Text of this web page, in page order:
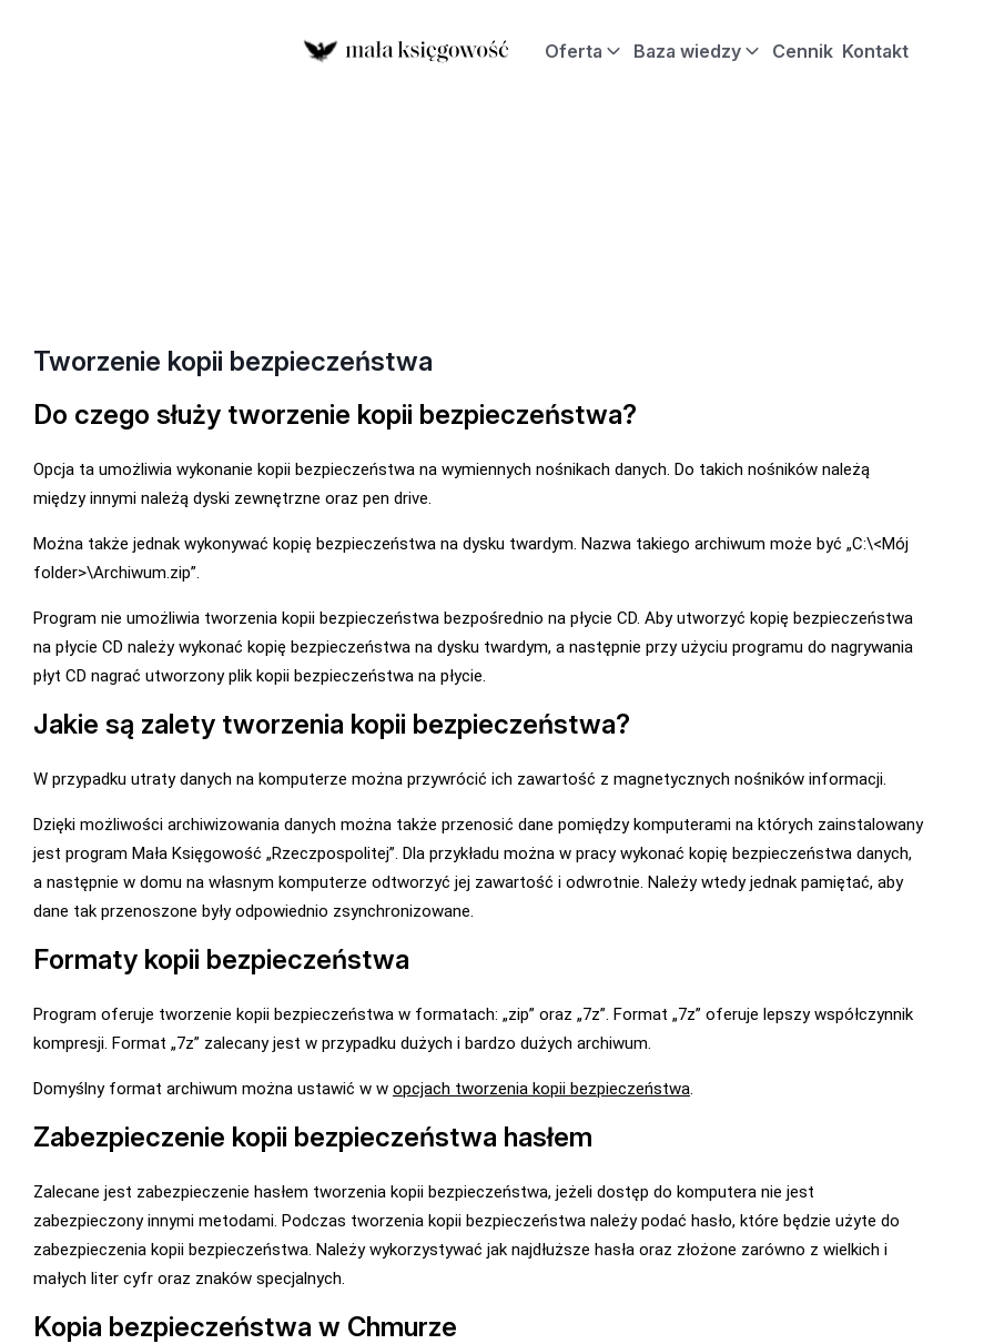
Oferta Baza wiedzy Cennik Kontakt
Tworzenie kopii bezpieczeństwa
Do czego służy tworzenie kopii bezpieczeństwa?
Opcja ta umożliwia wykonanie kopii bezpieczeństwa na wymiennych nośnikach danych. Do takich nośników należą
między innymi należą dyski zewnętrzne oraz pen drive.
Można także jednak wykonywać kopię bezpieczeństwa na dysku twardym. Nazwa takiego archiwum może być „C:\<Mój
folder>\Archiwum.zip”.
Program nie umożliwia tworzenia kopii bezpieczeństwa bezpośrednio na płycie CD. Aby utworzyć kopię bezpieczeństwa
na płycie CD należy wykonać kopię bezpieczeństwa na dysku twardym, a następnie przy użyciu programu do nagrywania
płyt CD nagrać utworzony plik kopii bezpieczeństwa na płycie.
Jakie są zalety tworzenia kopii bezpieczeństwa?
W przypadku utraty danych na komputerze można przywrócić ich zawartość z magnetycznych nośników informacji.
Dzięki możliwości archiwizowania danych można także przenosić dane pomiędzy komputerami na których zainstalowany
jest program Mała Księgowość „Rzeczpospolitej”. Dla przykładu można w pracy wykonać kopię bezpieczeństwa danych,
a następnie w domu na własnym komputerze odtworzyć jej zawartość i odwrotnie. Należy wtedy jednak pamiętać, aby
dane tak przenoszone były odpowiednio zsynchronizowane.
Formaty kopii bezpieczeństwa
Program oferuje tworzenie kopii bezpieczeństwa w formatach: „zip” oraz „7z”. Format „7z” oferuje lepszy współczynnik
kompresji. Format „7z” zalecany jest w przypadku dużych i bardzo dużych archiwum.
Domyślny format archiwum można ustawić w w opcjach tworzenia kopii bezpieczeństwa.
Zabezpieczenie kopii bezpieczeństwa hasłem
Zalecane jest zabezpieczenie hasłem tworzenia kopii bezpieczeństwa, jeżeli dostęp do komputera nie jest
zabezpieczony innymi metodami. Podczas tworzenia kopii bezpieczeństwa należy podać hasło, które będzie użyte do
zabezpieczenia kopii bezpieczeństwa. Należy wykorzystywać jak najdłuższe hasła oraz złożone zarówno z wielkich i
małych liter cyfr oraz znaków specjalnych.
Kopia bezpieczeństwa w Chmurze